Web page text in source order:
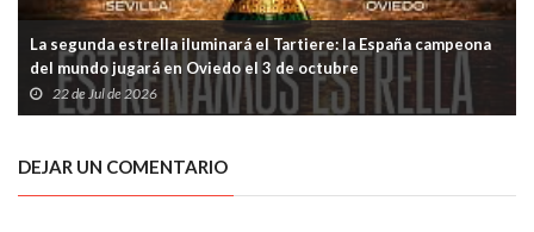
La segunda estrella iluminará el Tartiere: la España campeona
del mundo jugará en Oviedo el 3 de octubre
22 de Jul de 2026
DEJAR UN COMENTARIO